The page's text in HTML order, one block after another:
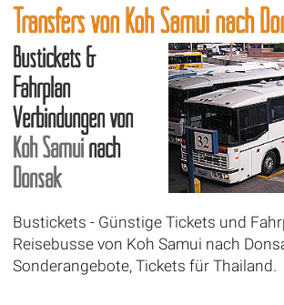
Transfers von Koh Samui nach
Bustickets &
Fahrplan
Verbindungen von
Koh Samuinach
Donsak
Bustickets - Günstige Tickets und
Reisebusse von Koh Samui nach
Sonderangebote, Tickets für Thailand.